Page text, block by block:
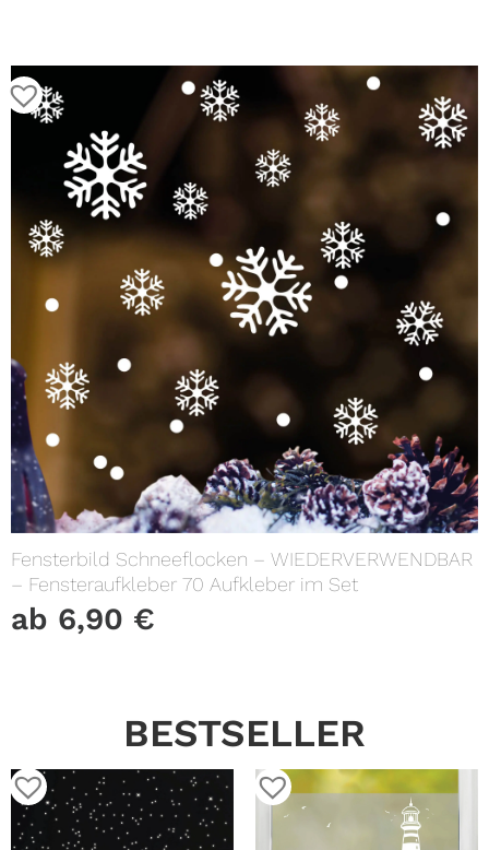
Fensterbild Schneeflocken – WIEDERVERWENDBAR
– Fensteraufkleber 70 Aufkleber im Set
ab 6,90 €
BESTSELLER